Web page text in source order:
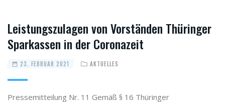
Leistungszulagen von Vorständen Thüringer
Sparkassen in der Coronazeit
23. FEBRUAR 2021 AKTUELLES
Pressemitteilung Nr. 11 Gemäß § 16 Thüringer